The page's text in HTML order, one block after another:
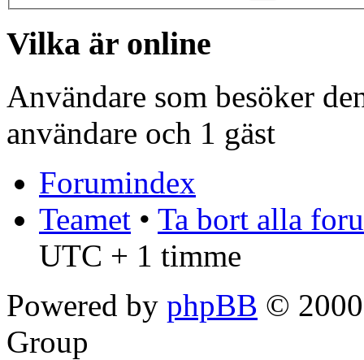
Vilka är online
Användare som besöker
användare och 1 gäst
Forumindex
Teamet • Ta bort alla
UTC + 1 timme
Powered by phpBB ©
Group